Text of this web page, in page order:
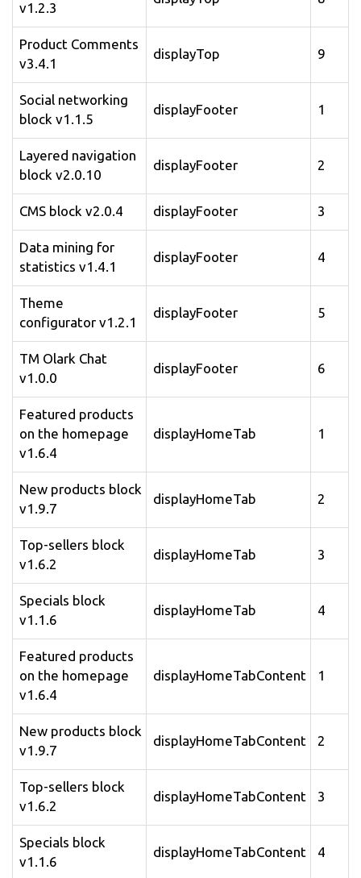
v1.2.3
Product Comments
v3.4.1
displayTop 9
Social networking
block v1.1.5
displayFooter 1
Layered navigation
block v2.0.10
displayFooter 2
CMS block v2.0.4 displayFooter 3
Data mining for
statistics v1.4.1
displayFooter 4
Theme
configurator v1.2.1
displayFooter 5
TM Olark Chat
v1.0.0
displayFooter 6
Featured products
on the homepage
v1.6.4
displayHomeTab 1
New products block
v1.9.7
displayHomeTab 2
Top-sellers block
v1.6.2
displayHomeTab 3
Specials block
v1.1.6
displayHomeTab 4
Featured products
on the homepage
v1.6.4
displayHomeTabContent 1
New products block
v1.9.7
displayHomeTabContent 2
Top-sellers block
v1.6.2
displayHomeTabContent 3
Specials block
v1.1.6
displayHomeTabContent 4